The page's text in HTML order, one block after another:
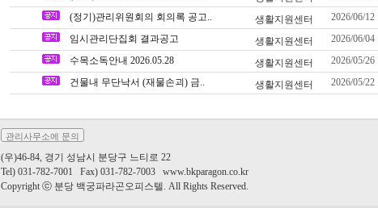
(정기)관리위원회의 회의록 공고..
생활지원센터 2026/06/12
임시관리단집회 결과공고
생활지원센터 2026/06/04
수목소독안내 2026.05.28
생활지원센터 2026/05/26
건물내 무단낙서 (재물손괴) 금..
생활지원센터 2026/05/22
관리사무소에 문의
(우)46-84, 경기 성남시 분당구 느티로 22
Tel) 031-782-7001 Fax) 031-782-7003 www.bkparagon.co.kr
Copyright ⓒ 분당 백궁파라곤오피스텔. All Rights Reserved.